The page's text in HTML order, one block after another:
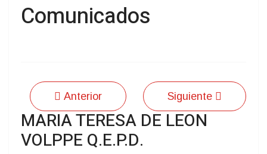
Comunicados
Anterior Siguiente
MARIA TERESA DE LEON
VOLPPE Q.E.P.D.